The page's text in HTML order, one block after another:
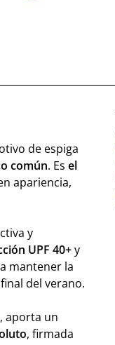
de espiga
común. Es el
apariencia,
y
UPF 40+y
mantener la
del verano.
aporta un
, firmada